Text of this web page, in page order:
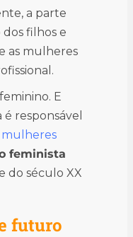
a parte
filhos e
as mulheres
E
é responsável
mulheres
feminista
do século XX
futuro